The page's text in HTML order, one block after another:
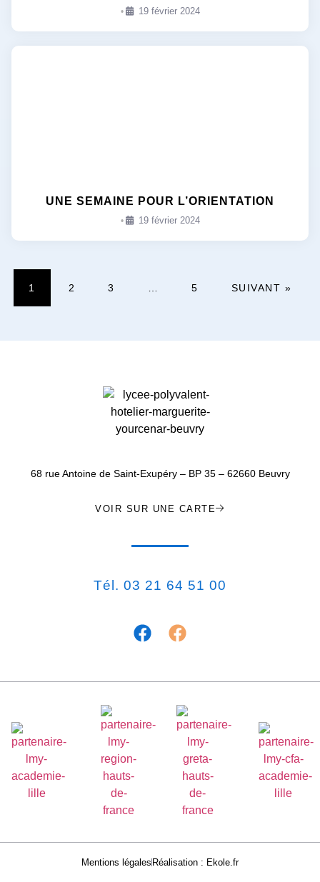
• 19 février 2024
UNE SEMAINE POUR L’ORIENTATION
• 19 février 2024
1 2 3 5 SUIVANT »
68 rue Antoine de Saint-Exupéry – BP 35 – 62660 Beuvry
VOIR SUR UNE CARTE
Tél. 03 21 64 51 00
Mentions légales Réalisation : Ekole.fr